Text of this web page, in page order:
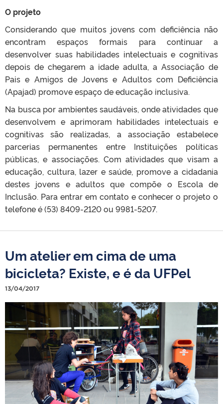
O projeto
Considerando que muitos jovens com deficiência não
encontram espaços formais para continuar a
desenvolver suas habilidades intelectuais e cognitivas
depois de chegarem a idade adulta, a Associação de
Pais e Amigos de Jovens e Adultos com Deficiência
(Apajad) promove espaço de educação inclusiva.
Na busca por ambientes saudáveis, onde atividades que
desenvolvem e aprimoram habilidades intelectuais e
cognitivas são realizadas, a associação estabelece
parcerias permanentes entre Instituições políticas
públicas, e associações. Com atividades que visam a
educação, cultura, lazer e saúde, promove a cidadania
destes jovens e adultos que compõe o Escola de
Inclusão. Para entrar em contato e conhecer o projeto o
telefone é (53) 8409-2120 ou 9981-5207.
Um atelier em cima de uma
bicicleta? Existe, e é da UFPel
13/04/2017